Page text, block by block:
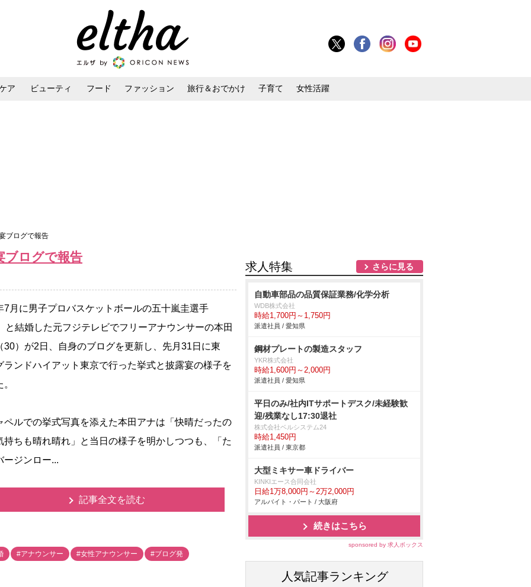
ア ビューティ フード ファッション 旅行＆おでかけ 子育て 女性活躍
ブログで報告
ブログで報告
に男子プロバスケットボールの五十嵐圭選手
と結婚した元フジテレビでフリーアナウンサーの本田
30）が2日、自身のブログを更新し、先月31日に東
ランドハイアット東京で行った挙式と披露宴の様子を
ルでの挙式写真を添えた本田アナは「快晴だったの
持ちも晴れ晴れ」と当日の様子を明かしつつも、「た
ージンロー...
記事全文を読む
#アナウンサー #女性アナウンサー #ブログ発
求人特集 さらに見る
自動車部品の品質保証業務/化学分析
WDB株式会社
時給1,700円～1,750円
派遣社員 / 愛知県
鋼材プレートの製造スタッフ
YKR株式会社
時給1,600円～2,000円
派遣社員 / 愛知県
平日のみ/社内ITサポートデスク/未経験歓
迎/残業なし17:30退社
株式会社ベルシステム24
時給1,450円
派遣社員 / 東京都
大型ミキサー車ドライバー
KINKIエース合同会社
日給1万8,000円～2万2,000円
アルバイト・パート / 大阪府
続きはこちら
sponsored by 求人ボックス
人気記事ランキング